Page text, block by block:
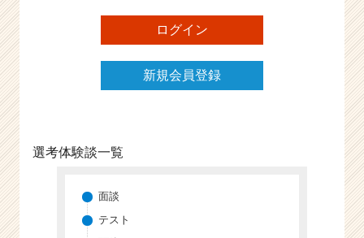
ト
が
届
く
ログイン
新規会員登録
選考体験談一覧
面談
テスト